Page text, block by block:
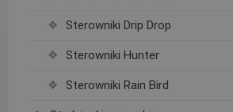
Sterowniki Drip Drop
Sterowniki Hunter
Sterowniki Rain Bird